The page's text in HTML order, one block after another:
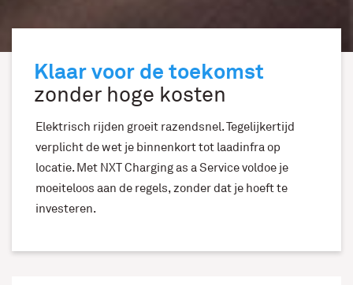
Klaar voor de toekomst
zonder hoge kosten
Elektrisch rijden groeit razendsnel. Tegelijkertijd
verplicht de wet je binnenkort tot laadinfra op
locatie. Met NXT Charging as a Service voldoe je
moeiteloos aan de regels, zonder dat je hoeft te
investeren.